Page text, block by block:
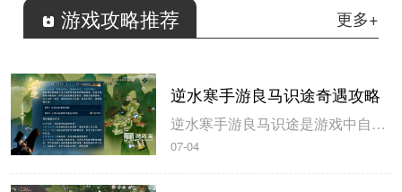
游戏攻略推荐 更多+
逆水寒手游良马识途奇遇攻略
逆水寒手游良马识途是游戏中自动寻路的奇遇攻略，玩家解锁以后即可开始自动寻路，米葫芦小编带来逆水寒手游良马识途奇遇攻略，一起来看看吧。逆水寒手游良马识途奇遇攻略1、选择将某一张地图的熟识度跑到100%，这里需要不停的做探索小任务和骑马奔跑。地图的熟识度在左下角查看。2、熟识度达到100%后即可触发良...
07-04